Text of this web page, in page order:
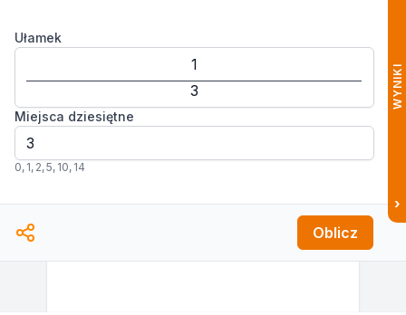
Ułamek
Miejsca dziesiętne
0, 1, 2,5, 10, 14
Oblicz
WYNIKI
›